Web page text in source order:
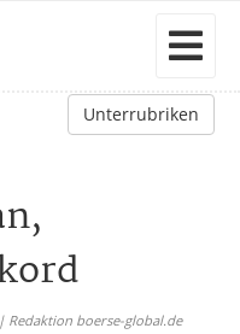
Unterrubriken
Redaktion boerse-global.de